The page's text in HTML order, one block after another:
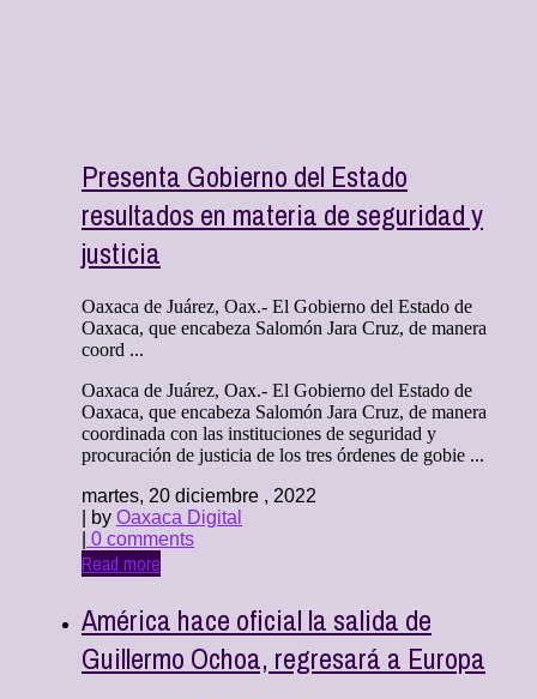
Presenta Gobierno del Estado
resultados en materia de seguridad y
justicia
Oaxaca de Juárez, Oax.- El Gobierno del Estado de
Oaxaca, que encabeza Salomón Jara Cruz, de manera
coord ...
Oaxaca de Juárez, Oax.- El Gobierno del Estado de
Oaxaca, que encabeza Salomón Jara Cruz, de manera
coordinada con las instituciones de seguridad y
procuración de justicia de los tres órdenes de gobie ...
martes, 20 diciembre , 2022
| by Oaxaca Digital
0 comments
Read more
América hace oficial la salida de
Guillermo Ochoa, regresará a Europa